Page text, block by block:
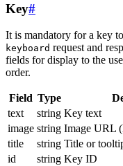
Key#
It is mandatory for a key
keyboard request and
fields for display to the
order.
Field Type
text
string Key text
image string Image URL
title
string Title or
id
string Key ID